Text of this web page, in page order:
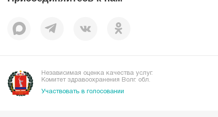
Независимая оценка качества услуг.
Комитет здравоохранения Волг. обл.
Участвовать в голосовании